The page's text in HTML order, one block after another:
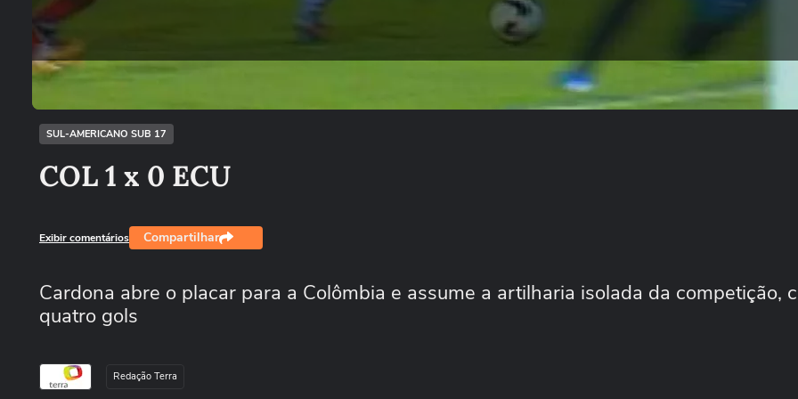
SUL-AMERICANO SUB 17
COL 1 x 0 ECU
Exibir comentários Compartilhar
Cardona abre o placar para a Colômbia e assume a artilharia isolada da competição,
quatro gols
Redação Terra